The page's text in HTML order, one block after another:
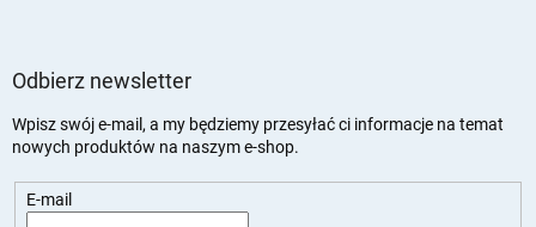
Odbierz newsletter
Wpisz swój e-mail, a my będziemy przesyłać ci informacje na temat
nowych produktów na naszym e-shop.
E-mail